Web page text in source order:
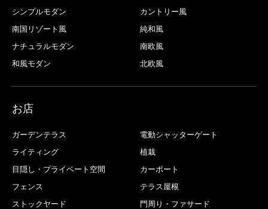
シンプルモダン
カントリー風
南国リゾート風
純和風
ナチュラルモダン
南欧風
和風モダン
北欧風
お店
ガーデンテラス
電動シャッターゲート
ライティング
植栽
目隠し・プライベート空間
カーポート
フェンス
テラス屋根
ストックヤード
門周り・ファサード